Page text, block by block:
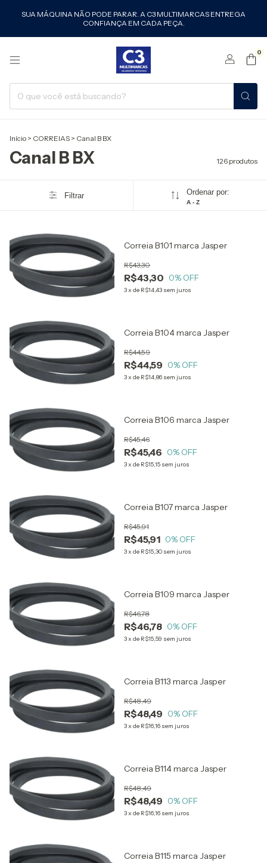
SUA MÁQUINA NÃO PODE PARAR. A C3 MULTIMARCAS ENTREGA
CONFIANÇA EM CADA PEÇA.
0
Início > CORREIAS > Canal B BX
Canal B BX 126 produtos
Filtrar Ordenar por:
A - Z
Correia B101 marca Jasper
R$43,30
R$43,30
0% OFF
3x de R$14,43 sem juros
Correia B104 marca Jasper
R$44,59
R$44,59
0% OFF
3x de R$14,86 sem juros
Correia B106 marca Jasper
R$45,46
R$45,46
0% OFF
3x de R$15,15 sem juros
Correia B107 marca Jasper
R$45,91
R$45,91
0% OFF
3x de R$15,30 sem juros
Correia B109 marca Jasper
R$46,78
R$46,78
0% OFF
3x de R$15,59 sem juros
Correia B113 marca Jasper
R$48,49
R$48,49
0% OFF
3x de R$16,16 sem juros
Correia B114 marca Jasper
R$48,49
R$48,49
0% OFF
3x de R$16,16 sem juros
Correia B115 marca Jasper